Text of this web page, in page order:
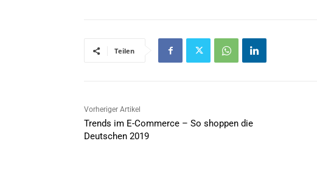
Teilen
Vorheriger Artikel
Trends im E-Commerce – So shoppen die
Deutschen 2019